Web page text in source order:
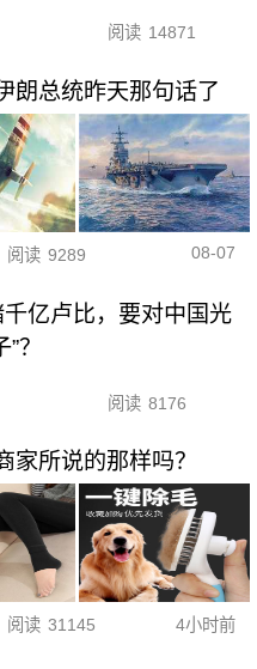
阅读 14871
朗总统昨天那句话了
阅读 9289 08-07
亿卢比，要对中国光
？
阅读 8176
家所说的那样吗？
阅读 31145 4小时前